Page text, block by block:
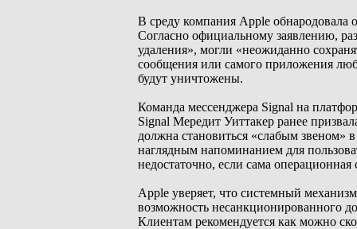
В среду компания Apple обнародовала
Согласно официальному заявлению,
удаления», могли «неожиданно
сообщения или самого приложения
будут уничтожены.
Команда мессенджера Signal на
Signal Мередит Уиттакер ранее
должна становиться «слабым звеном»
наглядным напоминанием для
недостаточно, если сама
Apple уверяет, что системный
возможность несанкционированного
Клиентам рекомендуется как можно